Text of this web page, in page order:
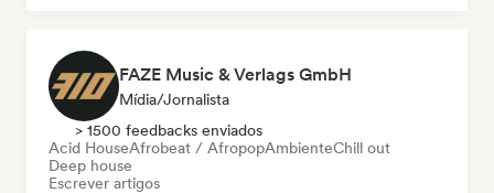
FAZE Music & Verlags GmbH
Mídia/Jornalista
> 1500 feedbacks enviados
Acid HouseAfrobeat / AfropopAmbienteChill out
Deep house
Escrever artigos